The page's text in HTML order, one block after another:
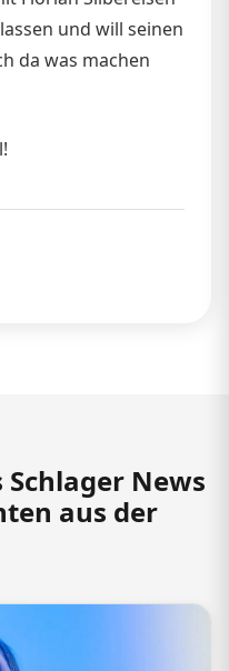
und will seinen
da was machen
News
aus der